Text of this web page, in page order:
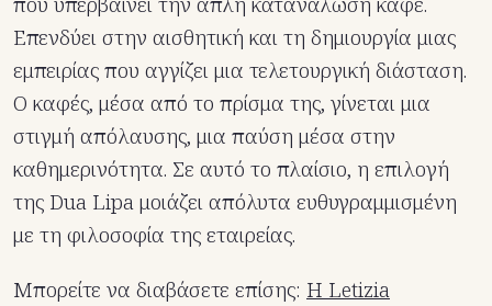
Επενδύει στην αισθητική και τη δημιουργία μιας
εμπειρίας που αγγίζει μια τελετουργική διάσταση.
Ο καφές, μέσα από το πρίσμα της, γίνεται μια
στιγμή απόλαυσης, μια παύση μέσα στην
καθημερινότητα. Σε αυτό το πλαίσιο, η επιλογή
της Dua Lipa μοιάζει απόλυτα ευθυγραμμισμένη
με τη φιλοσοφία της εταιρείας.
Μπορείτε να διαβάσετε επίσης: Η Letizia